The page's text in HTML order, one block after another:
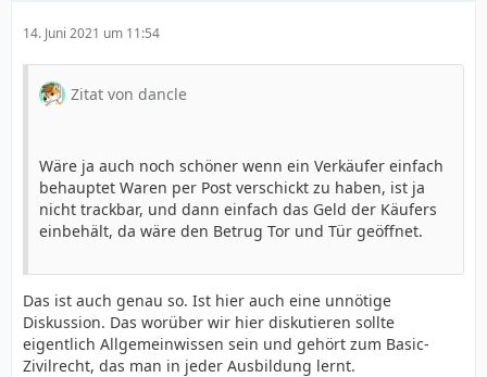
14. Juni 2021 um 11:54
Zitat von dancle
Wäre ja auch noch schöner wenn ein Verkäufer einfach
behauptet Waren per Post verschickt zu haben, ist ja
nicht trackbar, und dann einfach das Geld der Käufers
einbehält, da wäre den Betrug Tor und Tür geöffnet.
Das ist auch genau so. Ist hier auch eine unnötige
Diskussion. Das worüber wir hier diskutieren sollte
eigentlich Allgemeinwissen sein und gehört zum Basic-
Zivilrecht, das man in jeder Ausbildung lernt.